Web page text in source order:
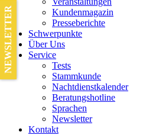
Kundenmagazin
Presseberichte
Schwerpunkte
Über Uns
Service
Tests
Stammkunde
Nachtdienstkalender
Beratungshotline
Sprachen
Newsletter
Kontakt
NEWSLETTER